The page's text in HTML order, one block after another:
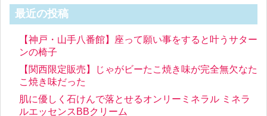
最近の投稿
【神戸・山手八番館】座って願い事をすると叶うサター
ンの椅子
【関西限定販売】じゃがビーたこ焼き味が完全無欠なた
こ焼き味だった
肌に優しく石けんで落とせるオンリーミネラル ミネラ
ルエッセンスBBクリーム